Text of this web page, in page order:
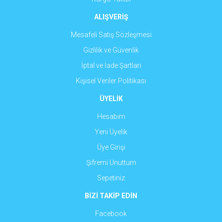
ALIŞVERİŞ
Mesafeli Satış Sözleşmesi
Gizlilik ve Güvenlik
İptal ve İade Şartları
Kişisel Veriler Politikası
ÜYELİK
Hesabım
Yeni Üyelik
Üye Girişi
Şifremi Unuttum
Sepetiniz
BİZİ TAKİP EDİN
Facebook